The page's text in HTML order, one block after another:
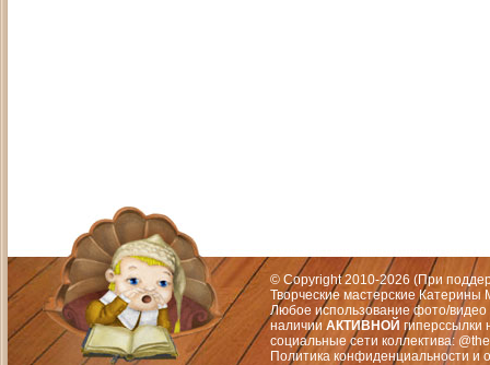
© Copyright 2010-2026 (При
Творческие мастерские
Любое использование фото/видео
наличии АКТИВНОЙ гиперссылки
социальные сети коллектива:
Политика конфиденциальности и